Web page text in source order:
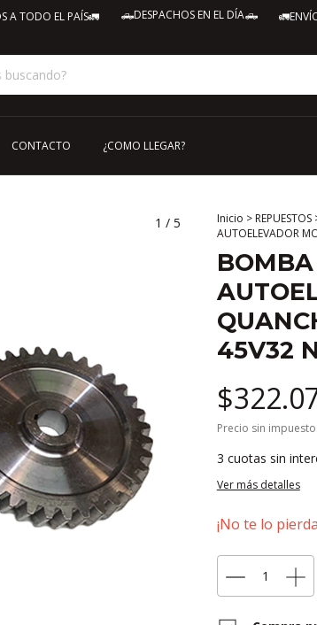
EL PAÍS🚛 🛻DESPACHOS EN EL DÍA🛻 🚛ENVÍOS A
CONTACTO ¿COMO LLEGAR?
1 / 5 Inicio > REPUESTOS
AUTOELEVADOR
45V32
Precio sin
3 cuotas sin
Ver más detalles
¡No te lo